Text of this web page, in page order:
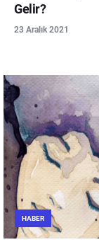
Gelir?
23 Aralık 2021
HABER